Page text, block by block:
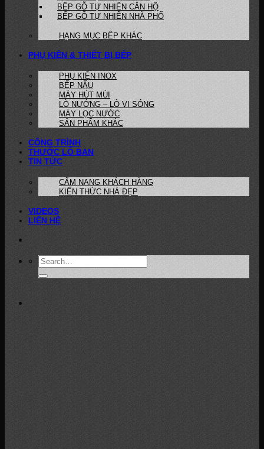
BẾP GỖ TỰ NHIÊN CĂN HỘ
BẾP GỖ TỰ NHIÊN NHÀ PHỐ
HẠNG MỤC BẾP KHÁC
PHỤ KIỆN & THIẾT BỊ BẾP
PHỤ KIỆN INOX
BẾP NẤU
MÁY HÚT MÙI
LÒ NƯỚNG – LÒ VI SÓNG
MÁY LỌC NƯỚC
SẢN PHẨM KHÁC
CÔNG TRÌNH
THƯỚC LỖ BAN
TIN TỨC
CẨM NANG KHÁCH HÀNG
KIẾN THỨC NHÀ ĐẸP
VIDEOS
LIÊN HỆ